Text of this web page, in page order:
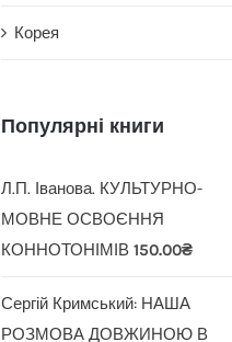
Корея
Популярні книги
Л.П. Іванова. КУЛЬТУРНО-
МОВНЕ ОСВОЄННЯ
КОННОТОНІМІВ 150.00₴
Сергій Кримський: НАША
РОЗМОВА ДОВЖИНОЮ В